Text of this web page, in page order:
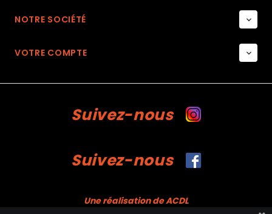
NOTRE SOCIÉTÉ 
VOTRE COMPTE 
Suivez-nous
Suivez-nous
Une réalisation de ACDL